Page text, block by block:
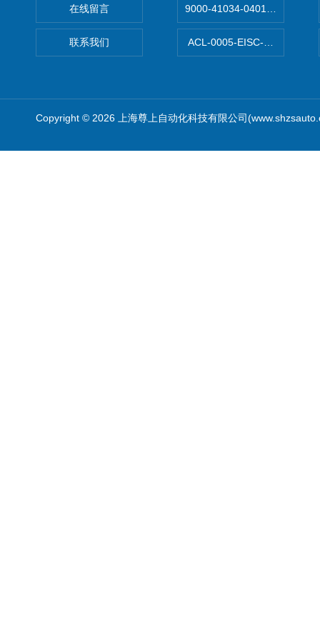
在线留言
联系我们
9000-41034-0401000穆尔
ACL-0005-EISC-E2M8C上海
Copyright © 2026 上海尊上自动化科技有限公司